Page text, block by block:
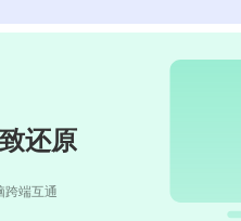
还原
跨端互通